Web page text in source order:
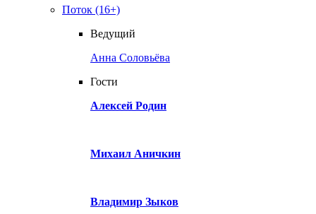
Поток (16+)
Ведущий
Анна Соловьёва
Гости
Алексей Родин
Михаил Аничкин
Владимир Зыков